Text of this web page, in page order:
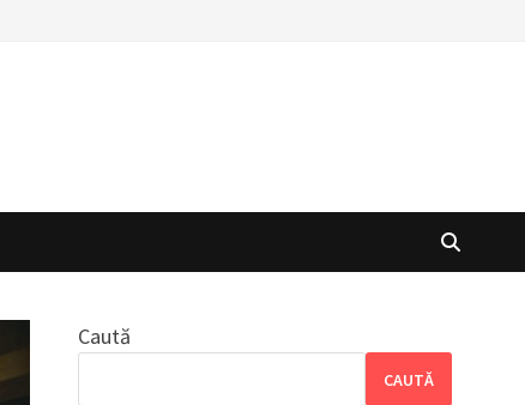
Caută
CAUTĂ